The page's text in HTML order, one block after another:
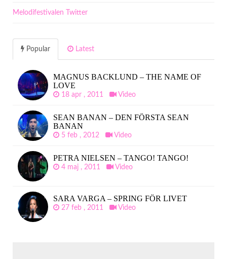
Melodifestivalen Twitter
Popular Latest
MAGNUS BACKLUND – THE NAME OF
LOVE
18 apr , 2011 Video
SEAN BANAN – DEN FÖRSTA SEAN
BANAN
5 feb , 2012 Video
PETRA NIELSEN – TANGO! TANGO!
4 maj , 2011 Video
SARA VARGA – SPRING FÖR LIVET
27 feb , 2011 Video